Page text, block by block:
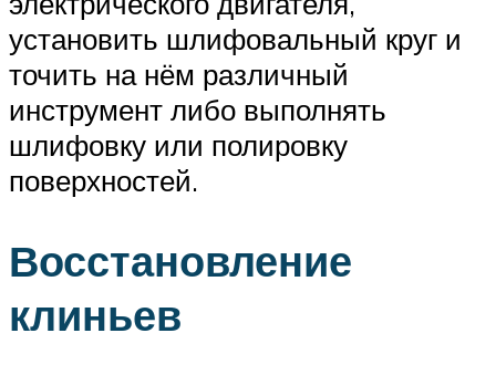
установить шлифовальный круг и
точить на нём различный
инструмент либо выполнять
шлифовку или полировку
поверхностей.
Восстановление
клиньев